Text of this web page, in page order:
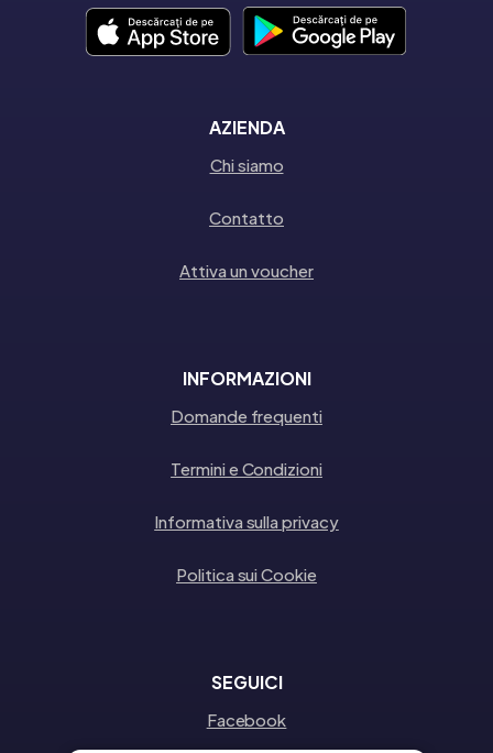
AZIENDA
Chi siamo
Contatto
Attiva un voucher
INFORMAZIONI
Domande frequenti
Termini e Condizioni
Informativa sulla privacy
Politica sui Cookie
SEGUICI
Facebook